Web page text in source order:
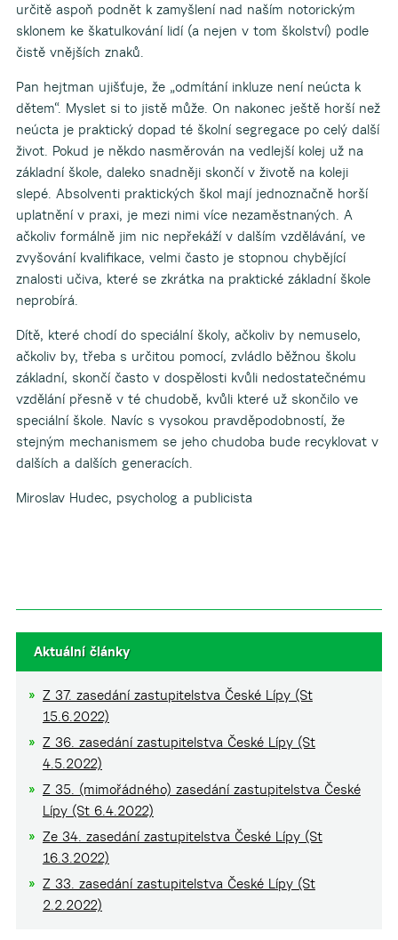
určitě aspoň podnět k zamyšlení nad naším notorickým
sklonem ke škatulkování lidí (a nejen v tom školství) podle
čistě vnějších znaků.
Pan hejtman ujišťuje, že „odmítání inkluze není neúcta k
dětem“. Myslet si to jistě může. On nakonec ještě horší než
neúcta je praktický dopad té školní segregace po celý další
život. Pokud je někdo nasměrován na vedlejší kolej už na
základní škole, daleko snadněji skončí v životě na koleji
slepé. Absolventi praktických škol mají jednoznačně horší
uplatnění v praxi, je mezi nimi více nezaměstnaných. A
ačkoliv formálně jim nic nepřekáží v dalším vzdělávání, ve
zvyšování kvalifikace, velmi často je stopnou chybějící
znalosti učiva, které se zkrátka na praktické základní škole
neprobírá.
Dítě, které chodí do speciální školy, ačkoliv by nemuselo,
ačkoliv by, třeba s určitou pomocí, zvládlo běžnou školu
základní, skončí často v dospělosti kvůli nedostatečnému
vzdělání přesně v té chudobě, kvůli které už skončilo ve
speciální škole. Navíc s vysokou pravděpodobností, že
stejným mechanismem se jeho chudoba bude recyklovat v
dalších a dalších generacích.
Miroslav Hudec, psycholog a publicista
Aktuální články
Z 37. zasedání zastupitelstva České Lípy (St
15.6.2022)
Z 36. zasedání zastupitelstva České Lípy (St
4.5.2022)
Z 35. (mimořádného) zasedání zastupitelstva České
Lípy (St 6.4.2022)
Ze 34. zasedání zastupitelstva České Lípy (St
16.3.2022)
Z 33. zasedání zastupitelstva České Lípy (St
2.2.2022)